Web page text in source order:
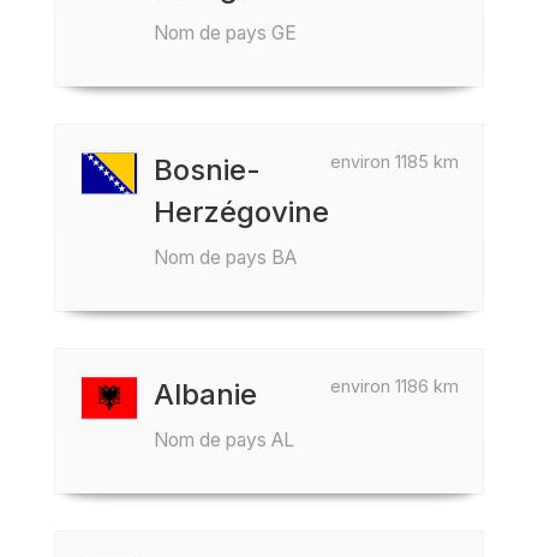
Nom de pays GE
environ 1185 km
Bosnie-
Herzégovine
Nom de pays BA
environ 1186 km
Albanie
Nom de pays AL